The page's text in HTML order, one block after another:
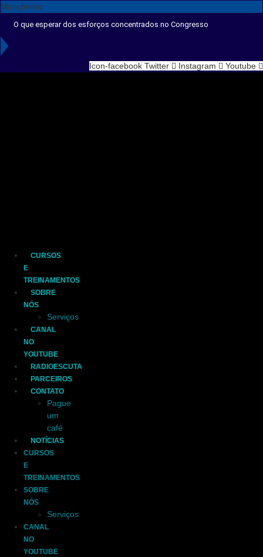
Ir
conteúdo
Manchetes
O que esperar dos esforços concentrados no Congresso
Icon-facebook Twitter Instagram Youtube
CURSOS
E
TREINAMENTOS
SOBRE
NÓS
Serviços
CANAL
NO
YOUTUBE
RADIOESCUTA
PARCEIROS
CONTATO
Pague
um
café
NOTÍCIAS
CURSOS
E
TREINAMENTOS
SOBRE
NÓS
Serviços
CANAL
NO
YOUTUBE